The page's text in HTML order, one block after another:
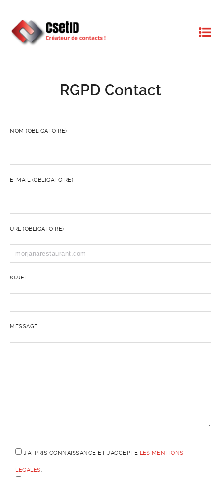
RGPD Contact
NOM (OBLIGATOIRE)
E-MAIL (OBLIGATOIRE)
URL (OBLIGATOIRE)
SUJET
MESSAGE
J'AI PRIS CONNAISSANCE ET J'ACCEPTE LES MENTIONS
LÉGALES.